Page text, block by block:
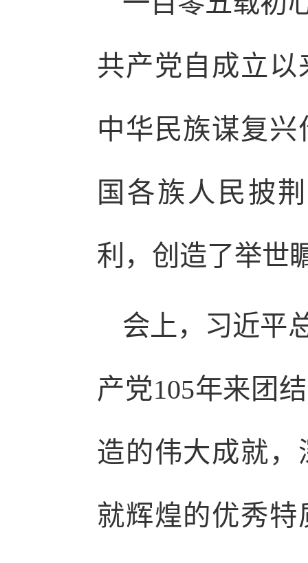
共产党自成立
中华民族谋复
国各族人民披
利，创造了举世
会上，习近平
产党105年来团
造的伟大成就
就辉煌的优秀